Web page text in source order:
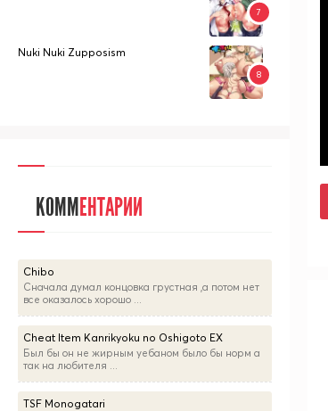
Nuki Nuki Zupposism
КОММЕНТАРИИ
Chibo
Сначала думал концовка грустная ,а потом нет
все оказалось хорошо ...
Cheat Item Kanrikyoku no Oshigoto EX
Был бы он не жирным уебаном было бы норм а
так на любителя ...
TSF Monogatari